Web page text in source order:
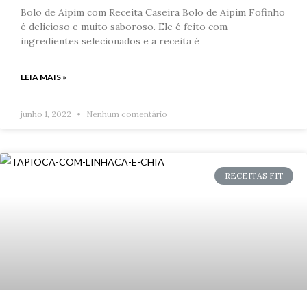
Bolo de Aipim com Receita Caseira Bolo de Aipim Fofinho
é delicioso e muito saboroso. Ele é feito com
ingredientes selecionados e a receita é
LEIA MAIS »
junho 1, 2022 Nenhum comentário
RECEITAS FIT